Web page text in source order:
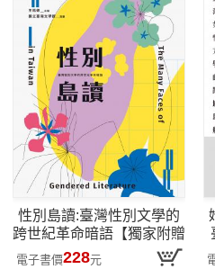
性別島讀:臺灣性別文學的
跨世紀革命暗語【獨家附贈
「可讀·性—臺灣性別文學
變裝特展」線上導覽別冊】
電子書價228元